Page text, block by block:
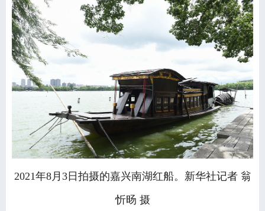
2021年8月3日拍摄的嘉兴南湖红船。新华社记者 翁
忻旸 摄